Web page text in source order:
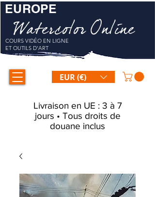
Watercolor Online
COURS VIDÉO EN LIGNE
ET OUTILS D'ART
EUR (€)
EUROPE
Livraison en UE : 3 à 7
jours • Tous droits de
douane inclus